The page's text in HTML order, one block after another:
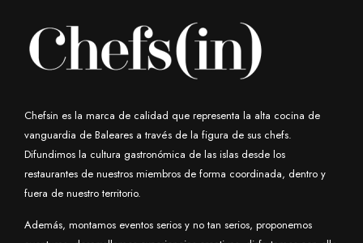
Chefsin es la marca de calidad que representa la alta cocina de
vanguardia de Baleares a través de la figura de sus chefs.
Difundimos la cultura gastronómica de las islas desde los
restaurantes de nuestros miembros de forma coordinada, dentro y
fuera de nuestro territorio.
Además, montamos eventos serios y no tan serios, proponemos